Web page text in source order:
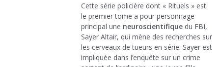
Cette série policière dont « Rituels » est
le premier tome a pour personnage
principal une neuroscientifique du FBI,
Sayer Altair, qui mène des recherches sur
les cerveaux de tueurs en série. Sayer est
impliquée dans l’enquête sur un crime